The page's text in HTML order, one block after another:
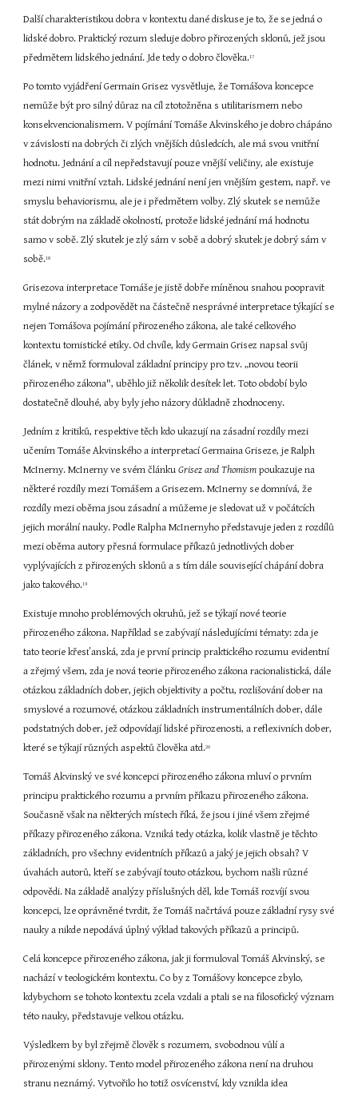
Další charakteristikou dobra v kontextu dané diskuse je to, že se jedná o
lidské dobro. Praktický rozum sleduje dobro přirozených sklonů, jež jsou
předmětem lidského jednání. Jde tedy o dobro člověka.17
Po tomto vyjádření Germain Grisez vysvětluje, že Tomášova koncepce
nemůže být pro silný důraz na cíl ztotožněna s utilitarismem nebo
konsekvencionalismem. V pojímání Tomáše Akvinského je dobro chápáno
v závislosti na dobrých či zlých vnějších důsledcích, ale má svou vnitřní
hodnotu. Jednání a cíl nepředstavují pouze vnější veličiny, ale existuje
mezi nimi vnitřní vztah. Lidské jednání není jen vnějším gestem, např. ve
smyslu behaviorismu, ale je i předmětem volby. Zlý skutek se nemůže
stát dobrým na základě okolností, protože lidské jednání má hodnotu
samo v sobě. Zlý skutek je zlý sám v sobě a dobrý skutek je dobrý sám v
sobě.18
Grisezova interpretace Tomáše je jistě dobře míněnou snahou poopravit
mylné názory a zodpovědět na částečně nesprávné interpretace týkající se
nejen Tomášova pojímání přirozeného zákona, ale také celkového
kontextu tomistické etiky. Od chvíle, kdy Germain Grisez napsal svůj
článek, v němž formuloval základní principy pro tzv. „novou teorii
přirozeného zákona", uběhlo již několik desítek let. Toto období bylo
dostatečně dlouhé, aby byly jeho názory důkladně zhodnoceny.
Jedním z kritiků, respektive těch kdo ukazují na zásadní rozdíly mezi
učením Tomáše Akvinského a interpretací Germaina Griseze, je Ralph
McInerny. McInerny ve svém článku Grisez and Thomism poukazuje na
některé rozdíly mezi Tomášem a Grisezem. McInerny se domnívá, že
rozdíly mezi oběma jsou zásadní a můžeme je sledovat už v počátcích
jejich morální nauky. Podle Ralpha McInernyho představuje jeden z rozdílů
mezi oběma autory přesná formulace příkazů jednotlivých dober
vyplývajících z přirozených sklonů a s tím dále související chápání dobra
jako takového.19
Existuje mnoho problémových okruhů, jež se týkají nové teorie
přirozeného zákona. Například se zabývají následujícími tématy: zda je
tato teorie křesťanská, zda je první princip praktického rozumu evidentní
a zřejmý všem, zda je nová teorie přirozeného zákona racionalistická, dále
otázkou základních dober, jejich objektivity a počtu, rozlišování dober na
smyslové a rozumové, otázkou základních instrumentálních dober, dále
podstatných dober, jež odpovídají lidské přirozenosti, a reflexivních dober,
které se týkají různých aspektů člověka atd.20
Tomáš Akvinský ve své koncepci přirozeného zákona mluví o prvním
principu praktického rozumu a prvním příkazu přirozeného zákona.
Současně však na některých místech říká, že jsou i jiné všem zřejmé
příkazy přirozeného zákona. Vzniká tedy otázka, kolik vlastně je těchto
základních, pro všechny evidentních příkazů a jaký je jejich obsah? V
úvahách autorů, kteří se zabývají touto otázkou, bychom našli různé
odpovědi. Na základě analýzy příslušných děl, kde Tomáš rozvíjí svou
koncepci, lze oprávněné tvrdit, že Tomáš načrtává pouze základní rysy své
nauky a nikde nepodává úplný výklad takových příkazů a principů.
Celá koncepce přirozeného zákona, jak ji formuloval Tomáš Akvinský, se
nachází v teologickém kontextu. Co by z Tomášovy koncepce zbylo,
kdybychom se tohoto kontextu zcela vzdali a ptali se na filosofický význam
této nauky, představuje velkou otázku.
Výsledkem by byl zřejmě člověk s rozumem, svobodnou vůlí a
přirozenými sklony. Tento model přirozeného zákona není na druhou
stranu neznámý. Vytvořilo ho totiž osvícenství, kdy vznikla idea